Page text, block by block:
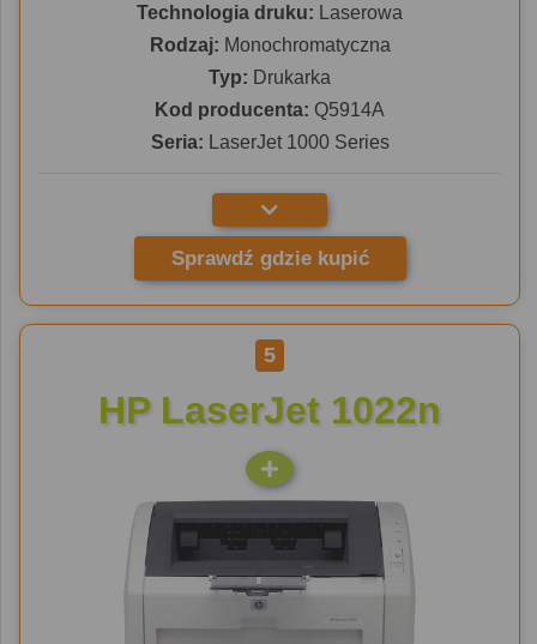
Technologia druku: Laserowa
Rodzaj: Monochromatyczna
Typ: Drukarka
Kod producenta: Q5914A
Seria: LaserJet 1000 Series
Sprawdź gdzie kupić
5
HP LaserJet 1022n